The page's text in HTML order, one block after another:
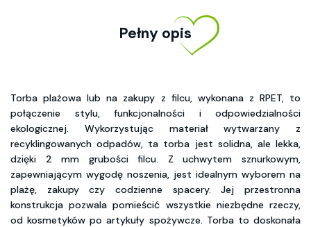
Pełny opis
Torba plażowa lub na zakupy z filcu, wykonana z RPET, to
połączenie stylu, funkcjonalności i odpowiedzialności
ekologicznej. Wykorzystując materiał wytwarzany z
recyklingowanych odpadów, ta torba jest solidna, ale lekka,
dzięki 2 mm grubości filcu. Z uchwytem sznurkowym,
zapewniającym wygodę noszenia, jest idealnym wyborem na
plażę, zakupy czy codzienne spacery. Jej przestronna
konstrukcja pozwala pomieścić wszystkie niezbędne rzeczy,
od kosmetyków po artykuły spożywcze. Torba to doskonała